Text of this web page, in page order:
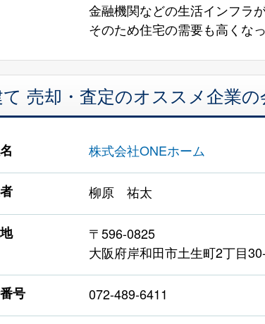
金融機関などの生活インフラ
そのため住宅の需要も高くなっ
売却・査定のオススメ企業の
株式会社ONEホーム
柳原 祐太
〒596-0825
大阪府岸和田市土生町2丁目
号 072-489-6411